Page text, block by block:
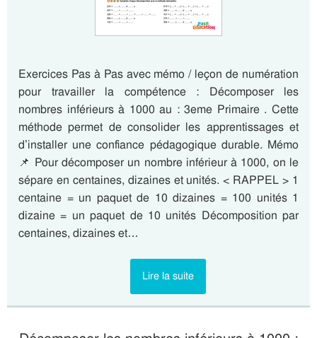
Exercices Pas à Pas avec mémo / leçon de numération
pour travailler la compétence : Décomposer les
nombres inférieurs à 1000 au : 3eme Primaire . Cette
méthode permet de consolider les apprentissages et
d’installer une confiance pédagogique durable. Mémo
📌 Pour décomposer un nombre inférieur à 1000, on le
sépare en centaines, dizaines et unités. < RAPPEL > 1
centaine = un paquet de 10 dizaines = 100 unités 1
dizaine = un paquet de 10 unités Décomposition par
centaines, dizaines et…
Lire la suite